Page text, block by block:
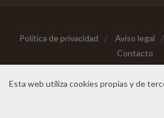
Política de privacidad / Aviso legal /
Contacto
Hecho con cariño desde
Esta web utiliza cookies propias y de